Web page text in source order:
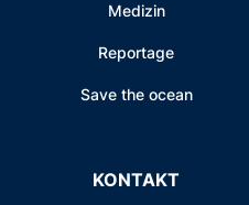
Medizin
Reportage
Save the ocean
KONTAKT